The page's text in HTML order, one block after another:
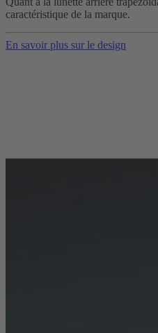
caractéristique de la marque.
En savoir plus sur le design